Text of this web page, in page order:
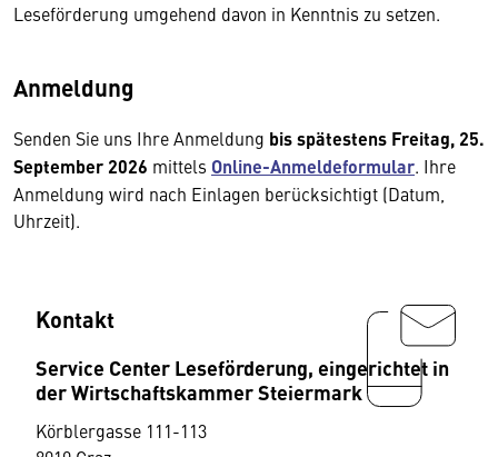
Leseförderung umgehend davon in Kenntnis zu setzen.
Anmeldung
Senden Sie uns Ihre Anmeldung bis spätestens Freitag, 25.
September 2026 mittels Online-Anmeldeformular. Ihre
Anmeldung wird nach Einlagen berücksichtigt (Datum,
Uhrzeit).
Kontakt
Service Center Leseförderung, eingerichtet in
der Wirtschaftskammer Steiermark
Körblergasse 111-113